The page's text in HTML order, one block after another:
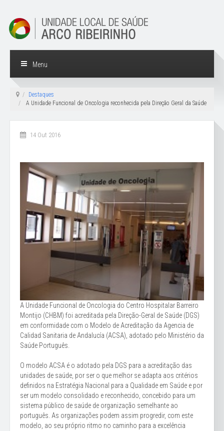
Menu
Destaques
A Unidade Funcional de Oncologia reconhecida pela Direção Geral da Saúde
14 Out 2016
A Unidade Funcional de Oncologia do Centro Hospitalar Barreiro
Montijo (CHBM) foi acreditada pela Direção-Geral de Saúde (DGS)
em conformidade com o Modelo de Acreditação da Agencia de
Calidad Sanitaria de Andalucía (ACSA), adotado pelo Ministério da
Saúde Português.
O modelo ACSA é o adotado pela DGS para a acreditação das
unidades de saúde, por ser o que melhor se adapta aos critérios
definidos na Estratégia Nacional para a Qualidade em Saúde e por
ser um modelo consolidado e reconhecido, concebido para um
sistema público de saúde de organização semelhante ao
português. As organizações podem assim progredir, com este
modelo, ao seu próprio ritmo no caminho para a excelência